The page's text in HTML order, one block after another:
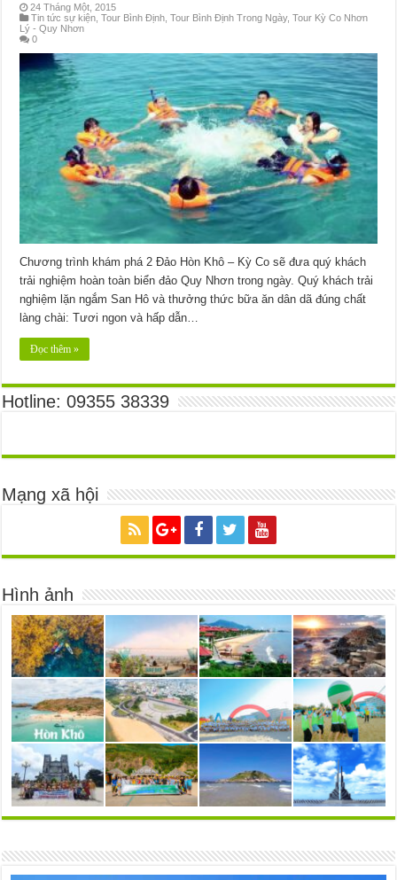
24 Tháng Một, 2015
Tin tức sự kiện ,Tour Bình Định ,Tour Bình Định Trong Ngày,Tour Kỳ Co Nhơn
Lý - Quy Nhơn
0
Chương trình khám phá 2 Đảo Hòn Khô – Kỳ Co sẽ đưa quý khách
trải nghiệm hoàn toàn biển đảo Quy Nhơn trong ngày. Quý khách trải
nghiệm lặn ngắm San Hô và thưởng thức bữa ăn dân dã đúng chất
làng chài: Tươi ngon và hấp dẫn…
Đọc thêm »
Hotline: 09355 38339
Mạng xã hội
Hình ảnh